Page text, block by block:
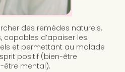
des remèdes naturels,
capables d’apaiser les
et permettant au malade
positif (bien-être
être mental).